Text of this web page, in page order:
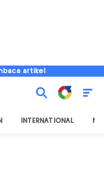
artikel
INTERNATIONAL